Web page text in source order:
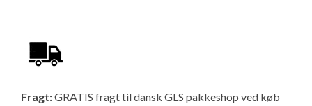
Fragt:GRATIS fragt til dansk GLS pakkeshop ved køb